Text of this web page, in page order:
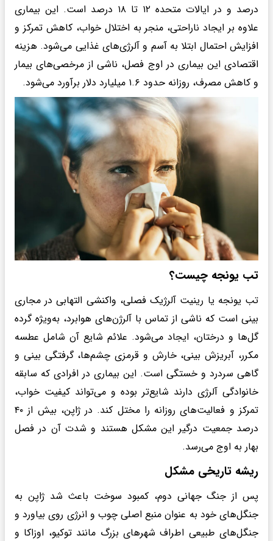
درصد و در ایالات متحده ۱۲ تا ۱۸ درصد است. این بیماری
علاوه بر ایجاد ناراحتی، منجر به اختلال خواب، کاهش تمرکز و
افزایش احتمال ابتلا به آسم و آلرژی‌های غذایی می‌شود. هزینه
اقتصادی این بیماری در اوج فصل، ناشی از مرخصی‌های بیمار
و کاهش مصرف، روزانه حدود ۱.۶ میلیارد دلار برآورد می‌شود.
تب یونجه چیست؟
تب یونجه یا رینیت آلرژیک فصلی، واکنشی التهابی در مجاری
بینی است که ناشی از تماس با آلرژن‌های هوابرد، به‌ویژه گرده
گل‌ها و درختان، ایجاد می‌شود. علائم شایع آن شامل عطسه
مکرر، آبریزش بینی، خارش و قرمزی چشم‌ها، گرفتگی بینی و
گاهی سردرد و خستگی است. این بیماری در افرادی که سابقه
خانوادگی آلرژی دارند شایع‌تر بوده و می‌تواند کیفیت خواب،
تمرکز و فعالیت‌های روزانه را مختل کند. در ژاپن، بیش از ۴۰
درصد جمعیت درگیر این مشکل هستند و شدت آن در فصل
بهار به اوج می‌رسد.
ریشه تاریخی مشکل
پس از جنگ جهانی دوم، کمبود سوخت باعث شد ژاپن به
جنگل‌های خود به عنوان منبع اصلی چوب و انرژی روی بیاورد و
جنگل‌های طبیعی اطراف شهرهای بزرگ مانند توکیو، اوزاکا و